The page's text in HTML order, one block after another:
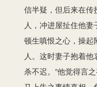
信半疑，但后来在
人，冲进屋扯住他
顿生嗔恨之心，操
人。这时妻子抱着他
杀不迟。”他觉得言